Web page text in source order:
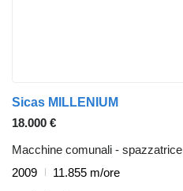
Sicas MILLENIUM
18.000 €
Macchine comunali - spazzatrice
2009
11.855 m/ore